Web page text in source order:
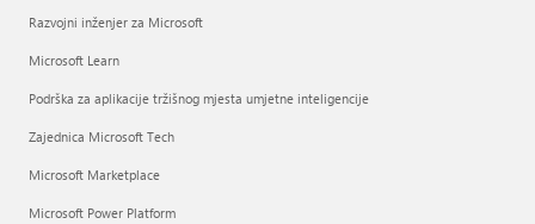
Razvojni inženjer za Microsoft
Microsoft Learn
Podrška za aplikacije tržišnog mjesta umjetne inteligencije
Zajednica Microsoft Tech
Microsoft Marketplace
Microsoft Power Platform